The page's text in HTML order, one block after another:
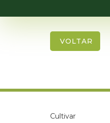
VOLTAR
Cultivar